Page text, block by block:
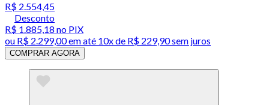
R$ 2.554,45
Desconto
R$ 1.885,18 no PIX
ou R$ 2.299,00em até 10x de R$ 229,90 sem juros
COMPRAR AGORA